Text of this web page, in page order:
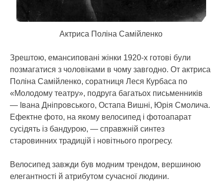
Актриса Поліна Самійленко
Зрештою, емансиповані жінки 1920-х готові були
позмагатися з чоловіками в чому завгодно. От актриса
Поліна Самійленко, соратниця Леся Курбаса по
«Молодому театру», подруга багатьох письменників
— Івана Дніпровського, Остапа Вишні, Юрія Смолича.
Ефектне фото, на якому велосипед і фотоапарат
сусідять із бандурою, — справжній синтез
старовинних традицій і новітнього прогресу.
Велосипед завжди був модним трендом, вершиною
елегантності й атрибутом сучасної людини.